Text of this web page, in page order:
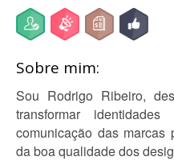
Sobre mim:
Sou Rodrigo Ribeiro,
transformar
comunicação das
da boa qualidade dos